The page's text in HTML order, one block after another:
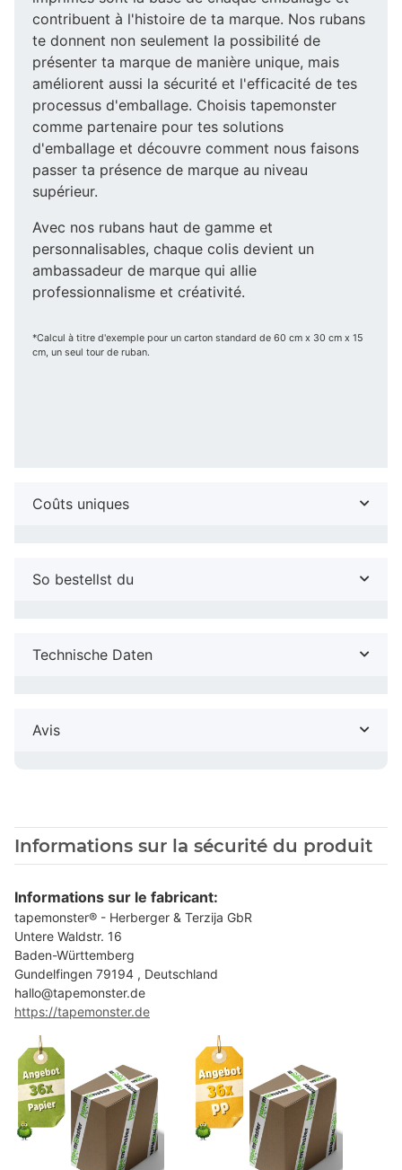
contribuent à l'histoire de ta marque. Nos rubans
te donnent non seulement la possibilité de
présenter ta marque de manière unique, mais
améliorent aussi la sécurité et l'efficacité de tes
processus d'emballage. Choisis tapemonster
comme partenaire pour tes solutions
d'emballage et découvre comment nous faisons
passer ta présence de marque au niveau
supérieur.
Avec nos rubans haut de gamme et
personnalisables, chaque colis devient un
ambassadeur de marque qui allie
professionnalisme et créativité.
*Calcul à titre d'exemple pour un carton standard de 60 cm x 30 cm x 15
cm, un seul tour de ruban.
Coûts uniques
So bestellst du
Technische Daten
Avis
Informations sur la sécurité du produit
Informations sur le fabricant:
tapemonster® - Herberger & Terzija GbR
Untere Waldstr. 16
Baden-Württemberg
Gundelfingen 79194 , Deutschland
hallo@tapemonster.de
https://tapemonster.de